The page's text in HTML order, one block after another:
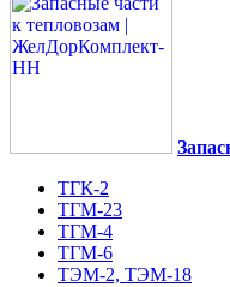
ТГК-2
ТГМ-23
ТГМ-4
ТГМ-6
ТЭМ-2, ТЭМ-18